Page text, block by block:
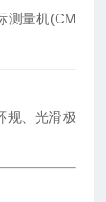
测量机(CM
规、光滑极